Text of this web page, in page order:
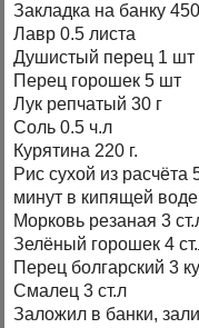
Закладка на банку
Лавр 0.5 листа
Душистый перец 1 шт
Перец горошек 5 шт
Лук репчатый 30 г
Соль 0.5 ч.л
Курятина 220 г.
Рис сухой из расчёта
минут в кипящей воде
Морковь резаная 3
Зелёный горошек 4
Перец болгарский 3
Смалец 3 ст.л
Заложил в банки,